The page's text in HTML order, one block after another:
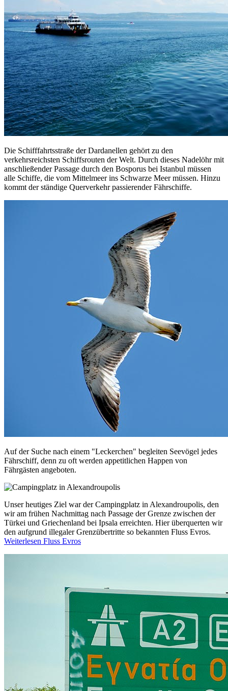
Die Schifffahrtsstraße der Dardanellen gehört zu den
verkehrsreichsten Schiffsrouten der Welt. Durch dieses Nadelöhr mit
anschließender Passage durch den Bosporus bei Istanbul müssen
alle Schiffe, die vom Mittelmeer ins Schwarze Meer müssen. Hinzu
kommt der ständige Querverkehr passierender Fährschiffe.
Auf der Suche nach einem "Leckerchen" begleiten Seevögel jedes
Fährschiff, denn zu oft werden appetitlichen Happen von
Fährgästen angeboten.
Unser heutiges Ziel war der Campingplatz in Alexandroupolis, den
wir am frühen Nachmittag nach Passage der Grenze zwischen der
Türkei und Griechenland bei Ipsala erreichten. Hier überquerten wir
den aufgrund illegaler Grenzübertritte so bekannten Fluss Evros.
Weiterlesen Fluss Evros